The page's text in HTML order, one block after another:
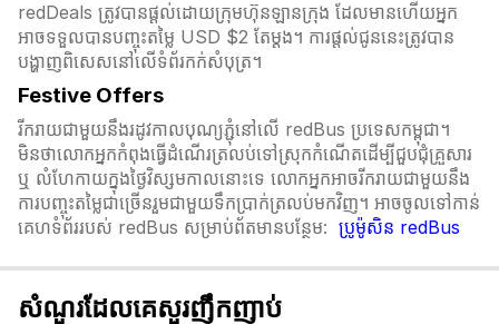
redDeals ត្រូវបានផ្តល់ដោយក្រុមហ៊ុនឡានក្រុង ដែលមានហើយអ្នក
អាចទទួលបានបញ្ចុះតម្លៃ USD $2 តែម្ដង។ ការផ្តល់ជូននេះត្រូវបាន
បង្ហាញពិសេសនៅលើទំព័រកក់សំបុត្រ។​​
Festive Offers
រីករាយជាមួយនឹងរដូវកាលបុណ្យភ្ជុំ​នៅលើ redBus ប្រទេសកម្ពុជា។
មិនថាលោកអ្នកកំពុងធ្វើដំណើរត្រលប់ទៅស្រុកកំណើតដើម្បីជួបជុំគ្រួសារ
ឬ លំហែកាយក្នុងថ្ងៃវិស្សមកាលនោះទេ លោកអ្នកអាចរីករាយជាមួយនឹង
ការបញ្ចុះតម្លៃជាច្រើនរួមជាមួយទឹកប្រាក់ត្រលប់មកវិញ។ អាចចូលទៅកាន់
គេហទំព័ររបស់ redBus សម្រាប់ព័តមានបន្ថែម: ប្រូម៉ូសិន redBus
សំណួរដែលគេសួរញឹកញាប់